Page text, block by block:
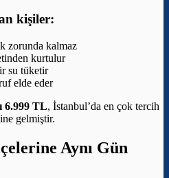
kişiler:
zorunda kalmaz
kurtulur
su tüketir
elde eder
6.999 TL, İstanbul’da en çok tercih
gelmiştir.
Aynı Gün